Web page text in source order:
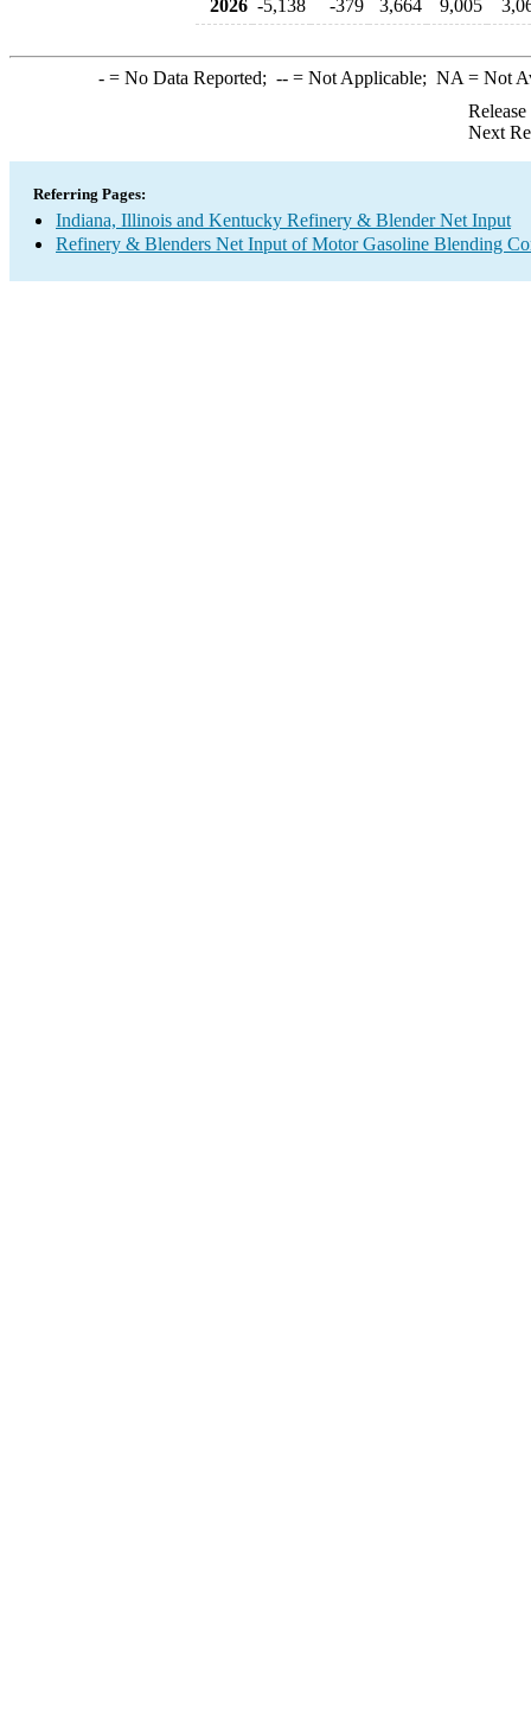
2026 -5,138 -379 3,664 9,005
-= No Data Reported; --= Not Applicable; NA = Not
Next
Referring Pages:
Indiana, Illinois and Kentucky Refinery & Blender Net Input
Refinery & Blenders Net Input of Motor Gasoline Blending